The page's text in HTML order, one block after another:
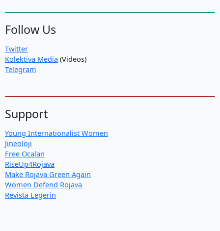
Follow Us
Twitter
Kolektiva Media (Videos)
Telegram
Support
Young Internationalist Women
Jineoloji
Free Ocalan
RiseUp4Rojava
Make Rojava Green Again
Women Defend Rojava
Revista Legerin